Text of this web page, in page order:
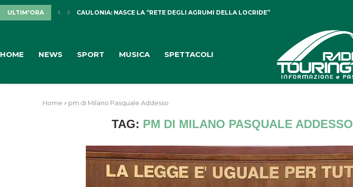
ULTIM'ORA CAULONIA: NASCE LA “RETE DEGLI AGRUMI DELLA LOCRIDE”
HOME NEWS SPORT MUSICA SPETTACOLI
Home » pm di Milano Pasquale Addesso
TAG: PM DI MILANO PASQUALE ADDESSO